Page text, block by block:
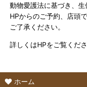
動物愛護法に基づき、生
HPからのご予約、店頭
ご了承ください。
詳しくはHPをご覧くださ
ホーム